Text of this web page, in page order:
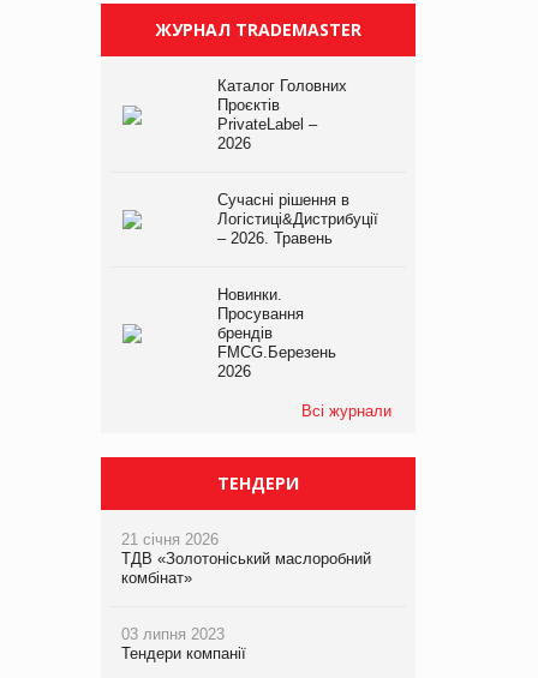
ЖУРНАЛ TRADEMASTER
Каталог Головних
Проєктів
PrivateLabel –
2026
Сучасні рішення в
Логістиці&Дистрибуції
– 2026. Травень
Новинки.
Просування
брендів
FMCG.Березень
2026
Всі журнали
ТЕНДЕРИ
21 січня 2026
ТДВ «Золотоніський маслоробний
комбінат»
03 липня 2023
Тендери компанії